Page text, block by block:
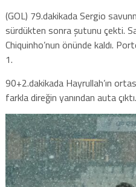
(GOL) 79.dakikada Sergio
sürdükten sonra şutunu çekti.
Chiquinho’nun önünde kaldı.
1.
90+2.dakikada Hayrullah’ın
farkla direğin yanından auta çıktı.